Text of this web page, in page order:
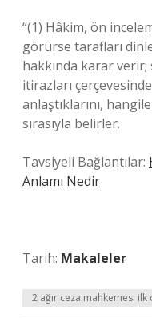
“(1) Hâkim, ön
görürse tarafları
hakkında karar
itirazları
anlaştıklarını,
sırasıyla belirler.
Tavsiyeli Bağlantılar:
Anlamı Nedir
Tarih: Makaleler
2 ağır ceza mahkemesi